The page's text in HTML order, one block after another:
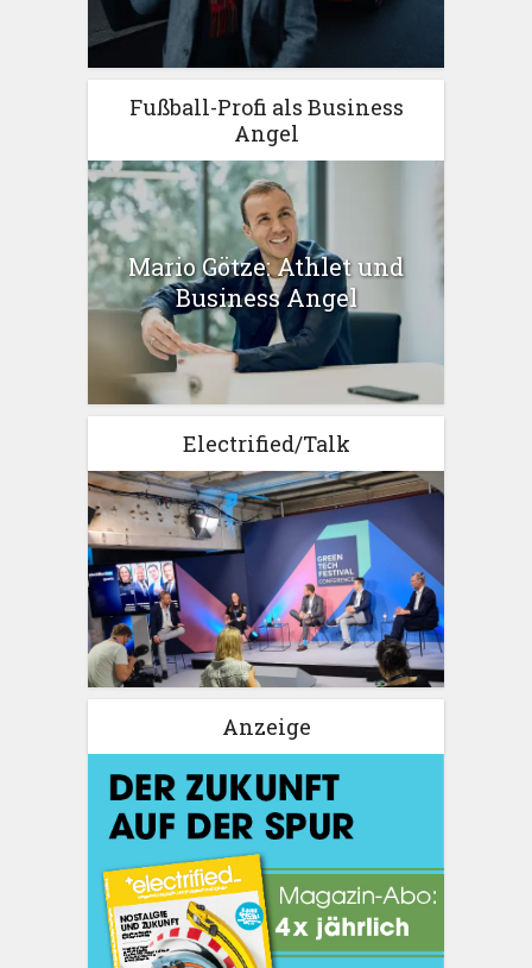
Fußball-Profi als Business
Angel
Mario Götze: Athlet und
Business Angel
Electrified/Talk
Anzeige